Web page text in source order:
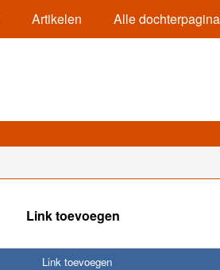
Artikelen Alle
Link toevoegen
Link toevoegen